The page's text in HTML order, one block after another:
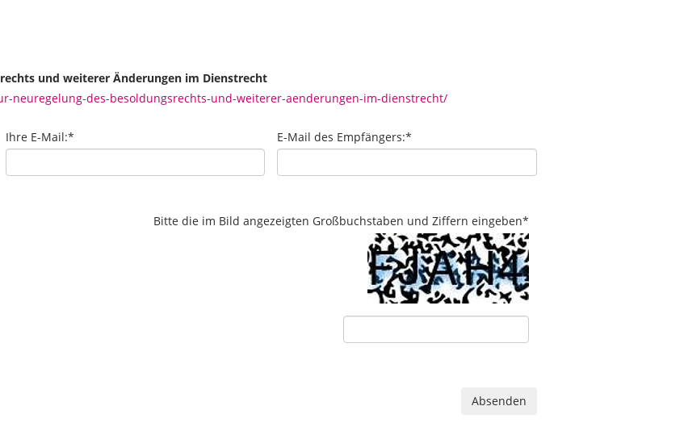
und weiterer Änderungen im Dienstrecht
neuregelung-des-besoldungsrechts-und-weiterer-aenderungen-im-dienstrecht/
Ihre E-Mail:* E-Mail des Empfängers:*
Bitte die im Bild angezeigten Großbuchstaben und Ziffern eingeben*
Absenden